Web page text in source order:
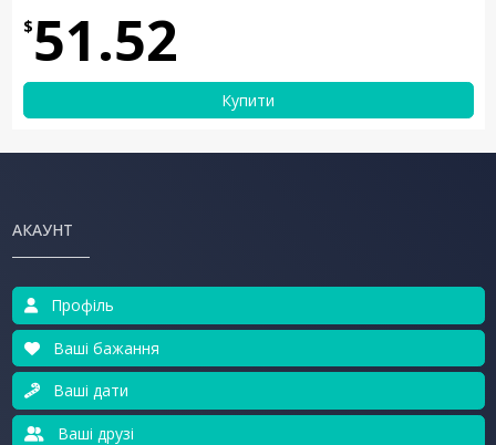
$51.52
Купити
АКАУНТ
Профіль
Ваші бажання
Ваші дати
Ваші друзі